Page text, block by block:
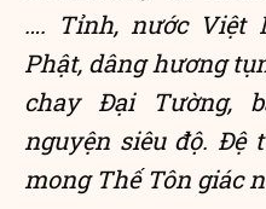
…. Tỉnh, nước Việt
Phật, dâng hương
chay Đại Tường,
nguyện siêu độ. Đệ
mong Thế Tôn giác